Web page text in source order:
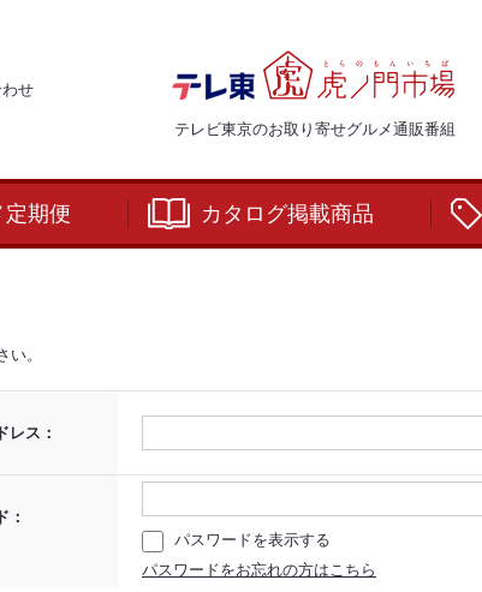
せ
テレビ東京のお取り寄せグルメ通販番組
定期便 カタログ掲載商品
。
レス：
：
パスワードを表示する
パスワードをお忘れの方はこちら